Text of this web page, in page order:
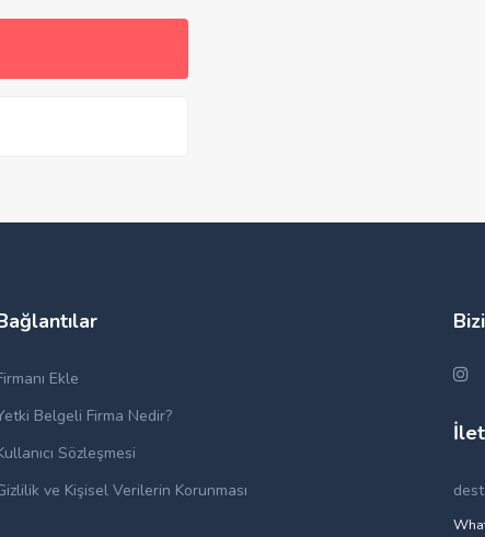
Ekle
Belgeli Firma Nedir?
Sözleşmesi
ve Kişisel Verilerin Korunması